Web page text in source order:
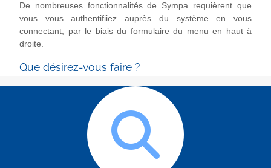
De nombreuses fonctionnalités de Sympa requièrent que
vous vous authentifiiez auprès du système en vous
connectant, par le biais du formulaire du menu en haut à
droite.
Que désirez-vous faire ?